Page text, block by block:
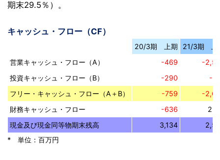
期末29.5％）。
キャッシュ・フロー（CF）
20/3期 上期
21/3期 上
営業キャッシュ・フロー（A）
-469
-
投資キャッシュ・フロー（B）
-290
-
フリー・キャッシュ・フロー（A＋B）
-759
-
財務キャッシュ・フロー
-636
現金及び現金同等物期末残高
3,134
* 単位：百万円